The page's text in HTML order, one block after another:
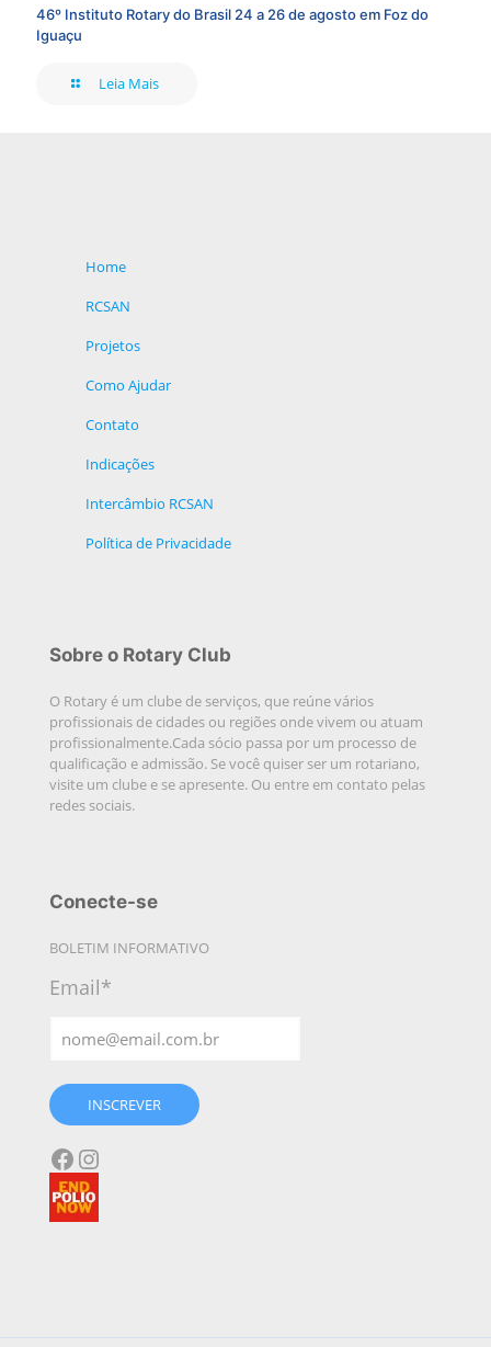
46º Instituto Rotary do Brasil 24 a 26 de agosto em Foz do
Iguaçu
Leia Mais
Home
RCSAN
Projetos
Como Ajudar
Contato
Indicações
Intercâmbio RCSAN
Política de Privacidade
Sobre o Rotary Club
O Rotary é um clube de serviços, que reúne vários
profissionais de cidades ou regiões onde vivem ou atuam
profissionalmente.Cada sócio passa por um processo de
qualificação e admissão. Se você quiser ser um rotariano,
visite um clube e se apresente. Ou entre em contato pelas
redes sociais.
Conecte-se
BOLETIM INFORMATIVO
Email*
INSCREVER
Facebook
Instagram